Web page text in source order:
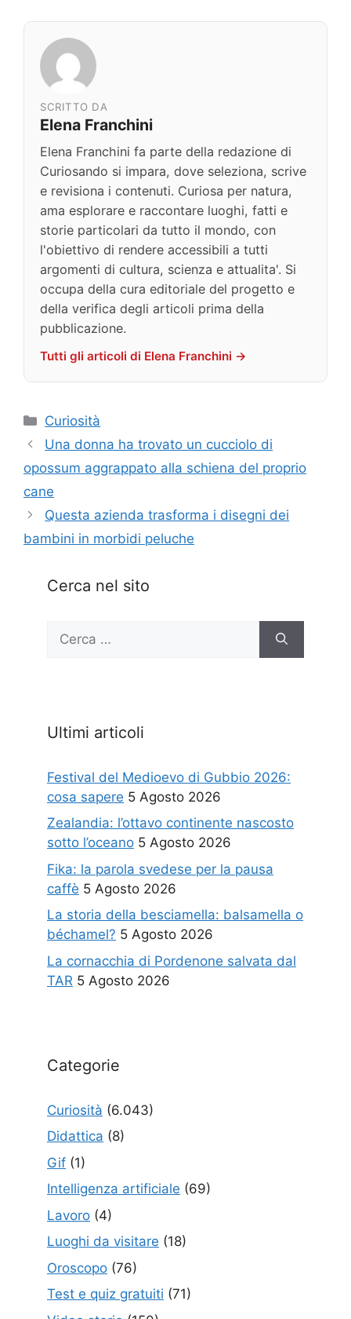
SCRITTO DA
Elena Franchini
Elena Franchini fa parte della redazione di
Curiosando si impara, dove seleziona, scrive
e revisiona i contenuti. Curiosa per natura,
ama esplorare e raccontare luoghi, fatti e
storie particolari da tutto il mondo, con
l'obiettivo di rendere accessibili a tutti
argomenti di cultura, scienza e attualita'. Si
occupa della cura editoriale del progetto e
della verifica degli articoli prima della
pubblicazione.
Tutti gli articoli di Elena Franchini →
Categorie
Curiosità
Una donna ha trovato un cucciolo di
opossum aggrappato alla schiena del proprio
cane
Questa azienda trasforma i disegni dei
bambini in morbidi peluche
Cerca nel sito
per:
Ultimi articoli
Festival del Medioevo di Gubbio 2026:
cosa sapere 5 Agosto 2026
Zealandia: l’ottavo continente nascosto
sotto l’oceano 5 Agosto 2026
Fika: la parola svedese per la pausa
caffè 5 Agosto 2026
La storia della besciamella: balsamella o
béchamel? 5 Agosto 2026
La cornacchia di Pordenone salvata dal
TAR 5 Agosto 2026
Categorie
Curiosità (6.043)
Didattica (8)
Gif (1)
Intelligenza artificiale (69)
Lavoro (4)
Luoghi da visitare (18)
Oroscopo (76)
Test e quiz gratuiti (71)